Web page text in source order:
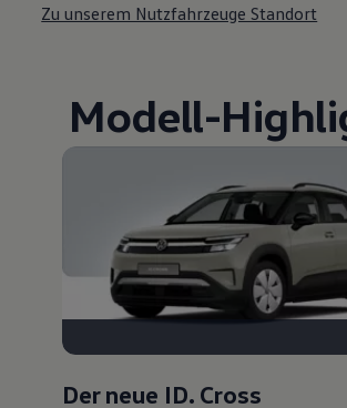
Zu unserem Nutzfahrzeuge Standort
Modell-
Der neue ID. Cross